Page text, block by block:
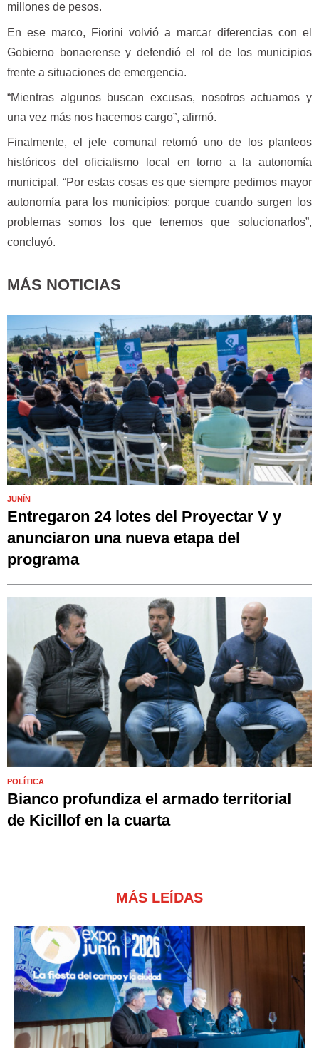
millones de pesos.
En ese marco, Fiorini volvió a marcar diferencias con el
Gobierno bonaerense y defendió el rol de los municipios
frente a situaciones de emergencia.
“Mientras algunos buscan excusas, nosotros actuamos y
una vez más nos hacemos cargo”, afirmó.
Finalmente, el jefe comunal retomó uno de los planteos
históricos del oficialismo local en torno a la autonomía
municipal. “Por estas cosas es que siempre pedimos mayor
autonomía para los municipios: porque cuando surgen los
problemas somos los que tenemos que solucionarlos”,
concluyó.
MÁS NOTICIAS
JUNÍN
Entregaron 24 lotes del Proyectar V y
anunciaron una nueva etapa del
programa
POLÍTICA
Bianco profundiza el armado territorial
de Kicillof en la cuarta
MÁS LEÍDAS